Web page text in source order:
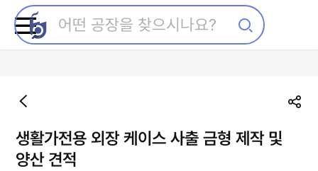
생활가전용 외장 케이스 사출 금형 제작 및
양산 견적